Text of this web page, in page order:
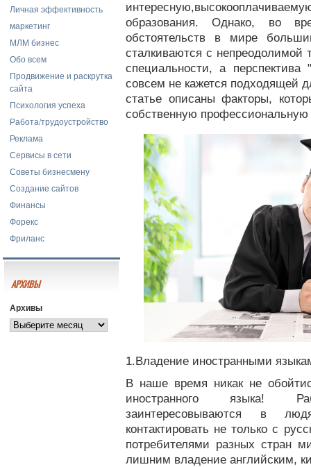
Личная эффективность
маркетинг
МЛМ бизнес
Обо всем
Продвижение и раскрутка
сайта
Психология успеха
Работа/трудоустройство
Реклама
Сервисы в сети
Советы бизнесмену
Создание сайтов
Финансы
Форекс
Фриланс
АРХИВЫ
Архивы
образования. Однако, во
обстоятельств в мире
сталкиваются с непреодолимой
специальности, а перспектива
совсем не кажется подходящей
статье описаны факторы,
собственную профессиональную
1.Владение иностранными
В наше время никак не
иностранного языка!
заинтересовываются в
контактировать не только с
потребителями разных стран
лишним владение английским,